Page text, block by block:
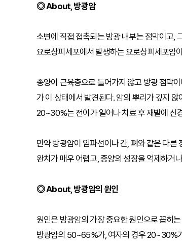
◎ About, 방광암
소변에 직접 접촉되는 방광 내부는 점막이고,
요로상피세포에서 발생하는 요로상피세포암
종양이 근육층으로 들어가지 않고 방광 점막
가 이 상태에서 발견된다. 암의 뿌리가 깊지
20~30%는 전이가 일어나 치료 후 재발에 신
만약 방광암이 임파선이나 간, 폐와 같은 다른
완치가 매우 어렵고, 종양의 성장을 억제하거
◎ About, 방광암의 원인
원인은 방광암의 가장 중요한 원인으로 꼽히
방광암의 50~65%가, 여자의 경우 20~30%